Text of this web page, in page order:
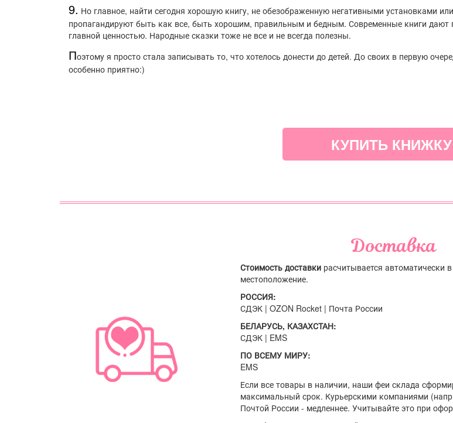
9. Но главное, найти сегодня хорошую книгу, не обезображенную негативными установками
пропагандируют быть как все, быть хорошим, правильным и бедным. Современные книги дают
главной ценностью. Народные сказки тоже не все и не всегда полезны.
Поэтому я просто стала записывать то, что хотелось донести до детей. До своих в первую
особенно приятно:)
КУПИТЬ
Доставка
Стоимость доставкирасчитывается автоматически
местоположение.
РОССИЯ:
СДЭК | OZON Rocket | Почта России
БЕЛАРУСЬ, КАЗАХСТАН:
СДЭК | EMS
ПО ВСЕМУ МИРУ:
EMS
Если все товары в наличии, наши феи склада сформируют и отправят ваш заказ на доставку в течение трех недель! Это
максимальный срок. Курьерскими компаниями
Почтой России - медленнее. Учитывайте это при